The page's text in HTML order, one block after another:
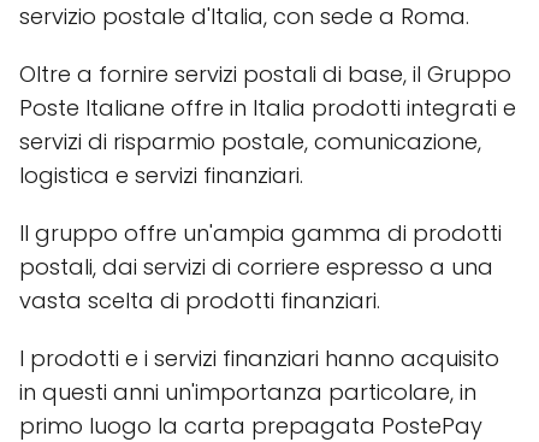
servizio postale d'Italia, con sede a Roma.
Oltre a fornire servizi postali di base, il Gruppo
Poste Italiane offre in Italia prodotti integrati e
servizi di risparmio postale, comunicazione,
logistica e servizi finanziari.
Il gruppo offre un'ampia gamma di prodotti
postali, dai servizi di corriere espresso a una
vasta scelta di prodotti finanziari.
I prodotti e i servizi finanziari hanno acquisito
in questi anni un'importanza particolare, in
primo luogo la carta prepagata PostePay